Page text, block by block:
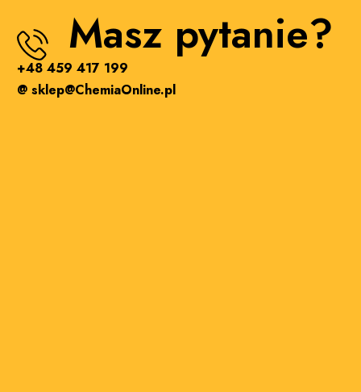
Masz pytanie?
+48 459 417 199
@ sklep@ChemiaOnline.pl